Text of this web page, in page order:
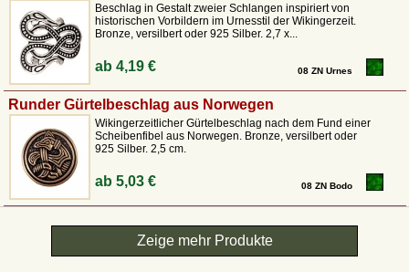
Beschlag in Gestalt zweier Schlangen inspiriert von
historischen Vorbildern im Urnesstil der Wikingerzeit.
Bronze, versilbert oder 925 Silber. 2,7 x...
ab4,19 € 08 ZN Urnes
Runder Gürtelbeschlag aus Norwegen
Wikingerzeitlicher Gürtelbeschlag nach dem Fund einer
Scheibenfibel aus Norwegen. Bronze, versilbert oder
925 Silber. 2,5 cm.
ab5,03 € 08 ZN Bodo
Zeige mehr Produkte